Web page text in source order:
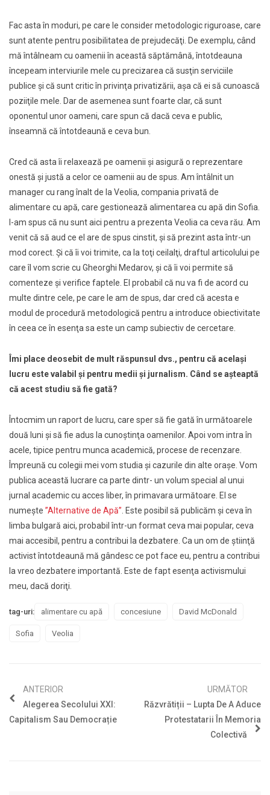
Fac asta în moduri, pe care le consider metodologic riguroase, care
sunt atente pentru posibilitatea de prejudecăţi. De exemplu, când
mă întâlneam cu oamenii în această săptămână, întotdeauna
începeam interviurile mele cu precizarea că susţin serviciile
publice şi că sunt critic în privinţa privatizării, aşa că ei să cunoască
poziiţile mele. Dar de asemenea sunt foarte clar, că sunt
oponentul unor oameni, care spun că dacă ceva e public,
înseamnă că întotdeaună e ceva bun.
Cred că asta îi relaxează pe oamenii şi asigură o reprezentare
onestă şi justă a celor ce oamenii au de spus. Am întâlnit un
manager cu rang înalt de la Veolia, compania privată de
alimentare cu apă, care gestionează alimentarea cu apă din Sofia.
I-am spus că nu sunt aici pentru a prezenta Veolia ca ceva rău. Am
venit că să aud ce el are de spus cinstit, şi să prezint asta într-un
mod corect. Şi că îi voi trimite, ca la toţi ceilalţi, draftul articolului pe
care îl vom scrie cu Gheorghi Medarov, şi că îi voi permite să
comenteze şi verifice faptele. El probabil că nu va fi de acord cu
multe dintre cele, pe care le am de spus, dar cred că acesta e
modul de procedură metodologică pentru a introduce obiectivitate
în ceea ce în esenţa sa este un camp subiectiv de cercetare.
Îmi place deosebit de mult răspunsul dvs., pentru că acelaşi
lucru este valabil şi pentru medii şi jurnalism. Când se aşteaptă
că acest studiu să fie gată?
Întocmim un raport de lucru, care sper să fie gată în următoarele
două luni şi să fie adus la cunoştinţa oamenilor. Apoi vom intra în
acele, tipice pentru munca academică, procese de recenzare.
Împreună cu colegii mei vom studia şi cazurile din alte oraşe. Vom
publica această lucrare ca parte dintr- un volum special al unui
jurnal academic cu acces liber, în primavara următoare. El se
numeşte ”Alternative de Apă” . Este posibil să publicăm şi ceva în
limba bulgară aici, probabil într-un format ceva mai popular, ceva
mai accesibil, pentru a contribui la dezbatere. Ca un om de ştiinţă
activist întotdeaună mă gândescce pot face eu, pentru a contribui
la vreo dezbatere importantă. Este de fapt esenţa activismului
meu, dacă doriţi.
tag-uri: alimentare cu apă concesiune David McDonald
Sofia Veolia
ANTERIOR
Alegerea Secolului XXI:
Capitalism Sau Democrație
URMĂTOR
Răzvrătiții – Lupta De A Aduce
Protestatarii În Memoria
Colectivă